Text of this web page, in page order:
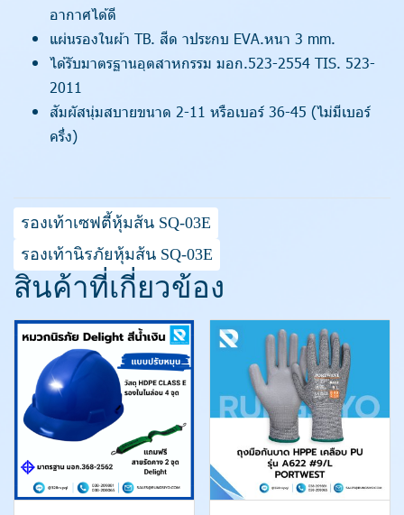
อากาศได้ดี
แผ่นรองในผ้า TB. สีด าประกบ EVA.หนา 3 mm.
ได้รับมาตรฐานอุตสาหกรรม มอก.523-2554 TIS. 523-
2011
สัมผัสนุ่มสบายขนาด 2-11 หรือเบอร์ 36-45 (ไม่มีเบอร์
ครึ่ง)
รองเท้าเซฟตี้หุ้มส้น SQ-03E
รองเท้านิรภัยหุ้มส้น SQ-03E
สินค้าที่เกี่ยวข้อง